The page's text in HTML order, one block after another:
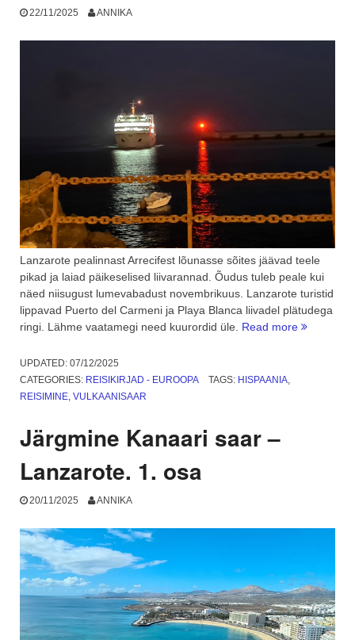
22/11/2025 ANNIKA
Lanzarote pealinnast Arrecifest lõunasse sõites jäävad teele
pikad ja laiad päikeselised liivarannad. Õudus tuleb peale kui
näed niisugust lumevabadust novembrikuus. Lanzarote turistid
lippavad Puerto del Carmeni ja Playa Blanca liivadel plätudega
ringi. Lähme vaatamegi need kuurordid üle. Read more “Lanzarote
UPDATED: 07/12/2025
CATEGORIES: REISIKIRJAD - EUROOPA TAGS: HISPAANIA,
REISIMINE VULKAANISAAR
Järgmine Kanaari saar –
Lanzarote. 1. osa
20/11/2025 ANNIKA